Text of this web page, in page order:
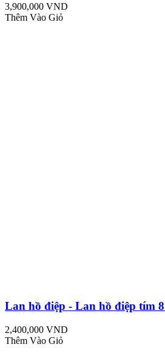
3,900,000 VND
Thêm Vào Giỏ
Lan hồ điệp - Lan hồ điệp tím
2,400,000 VND
Thêm Vào Giỏ